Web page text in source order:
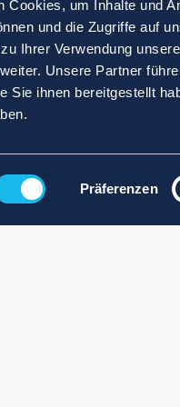
Cookies, um Inhalte und
und die Zugriffe auf
Ihrer Verwendung
Unsere Partner
Sie ihnen bereitgestellt
Präferenzen